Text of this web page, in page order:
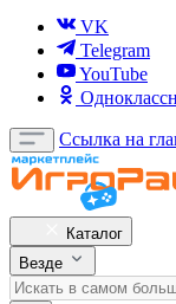
VK
Telegram
YouTube
Ссылка на
Каталог
Везде